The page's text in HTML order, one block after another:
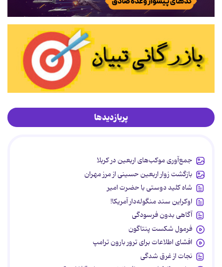
پربازدیدها
جمع‌آوری موکب‌های اربعین در کربلا
بازگشت زوار اربعین حسینی از مرز مهران
شاه کلید دوستی با حضرت امیر
اوکراین سند منگوله‌دار آمریکا!
آگاهی بدون فرسودگی
فرمول شکست پنتاگون
افشای اطلاعات برای ترور بارون ترامپ
نجات از غرق شدگی